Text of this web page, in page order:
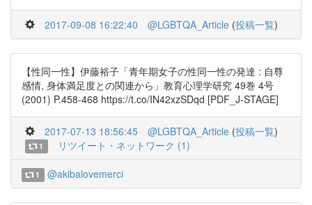
2017-09-08 16:22:40 @LGBTQA_Article (投稿一覧)
【性同一性】伊藤裕子「青年期女子の性同一性の発達 : 自尊
感情, 身体満足度との関連から」教育心理学研究 49巻 4号
(2001) P.458-468 https://t.co/IN42xzSDqd [PDF_J-STAGE]
2017-07-13 18:56:45 @LGBTQA_Article (投稿一覧)
1 リツイート・ネットワーク (1)
1 @akibalovemerci